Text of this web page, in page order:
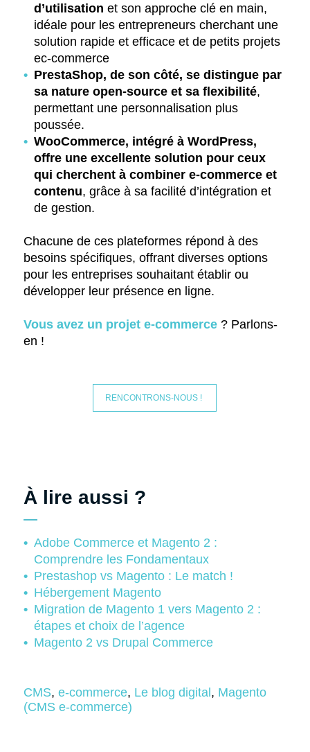
d’utilisation et son approche clé en main,
idéale pour les entrepreneurs cherchant une
solution rapide et efficace et de petits projets
ec-commerce
PrestaShop, de son côté, se distingue par
sa nature open-source et sa flexibilité,
permettant une personnalisation plus
poussée.
WooCommerce, intégré à WordPress,
offre une excellente solution pour ceux
qui cherchent à combiner e-commerce et
contenu, grâce à sa facilité d’intégration et
de gestion.
Chacune de ces plateformes répond à des
besoins spécifiques, offrant diverses options
pour les entreprises souhaitant établir ou
développer leur présence en ligne.
Vous avez un projet e-commerce? Parlons-
en !
RENCONTRONS-NOUS !
À lire aussi ?
Adobe Commerce et Magento 2 :
Comprendre les Fondamentaux
Prestashop vs Magento : Le match !
Hébergement Magento
Migration de Magento 1 vers Magento 2 :
étapes et choix de l’agence
Magento 2 vs Drupal Commerce
CMS, e-commerce, Le blog digital , Magento
(CMS e-commerce)